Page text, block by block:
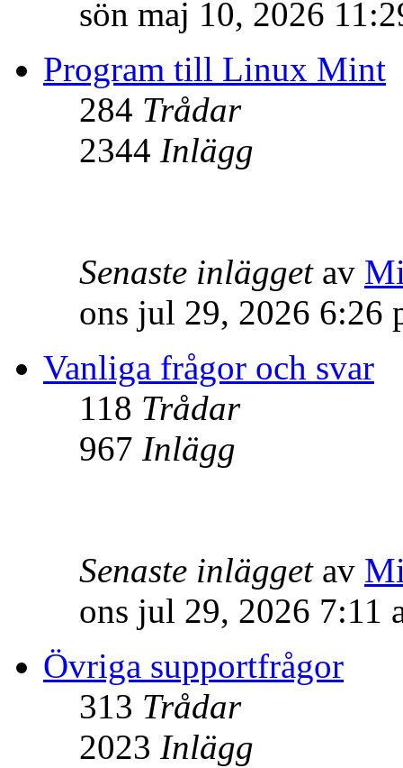
sön maj 10, 2026
Program till Linux Mint
284 Trådar
2344 Inlägg
Senaste inläggetav
ons jul 29, 2026 6:26
Vanliga frågor och svar
118 Trådar
967 Inlägg
Senaste inläggetav
ons jul 29, 2026 7:11
Övriga supportfrågor
313 Trådar
2023 Inlägg